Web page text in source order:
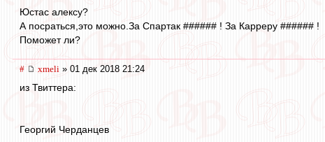
Юстас алексу?
А посраться,это можно.За Спартак ###### ! За Карреру ###### !
Поможет ли?
# xmeli » 01 дек 2018 21:24
из Твиттера:
Георгий Черданцев